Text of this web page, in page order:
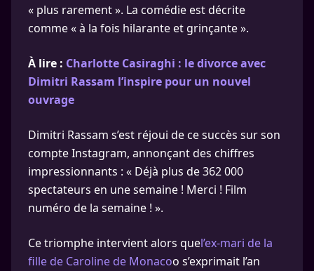
« plus rarement ». La comédie est décrite
comme « à la fois hilarante et grinçante ».
À lire : Charlotte Casiraghi : le divorce avec
Dimitri Rassam l’inspire pour un nouvel
ouvrage
Dimitri Rassam s’est réjoui de ce succès sur son
compte Instagram, annonçant des chiffres
impressionnants : « Déjà plus de 362 000
spectateurs en une semaine ! Merci ! Film
numéro de la semaine ! ».
Ce triomphe intervient alors quel’ex-mari de la
fille de Caroline de Monacoo s’exprimait l’an